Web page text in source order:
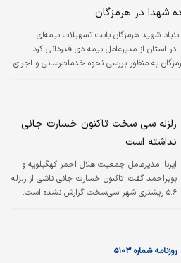
شهدا در هرمزگان
شهید هرمزگان بابت تسهیلات بیمه‌ای
استان از مدیرعامل بیمه دی قدردانی کرد.
به منظور بررسی نحوه خدمات‌رسانی و اجرای
دیدار و گفت‌وگو کرد.
زلزله سی سخت تاکنون خسارت جانی
نداشته است
ایرنا: مدیرعامل جمعیت هلال احمر کهگیلویه و
بویراحمد گفت: تاکنون خسارت جانی ناشی از زلزله
۵.۶ ریشتری شهر سی‌سخت گزارش نشده است.
روزنامه شماره ۵۱۰۳